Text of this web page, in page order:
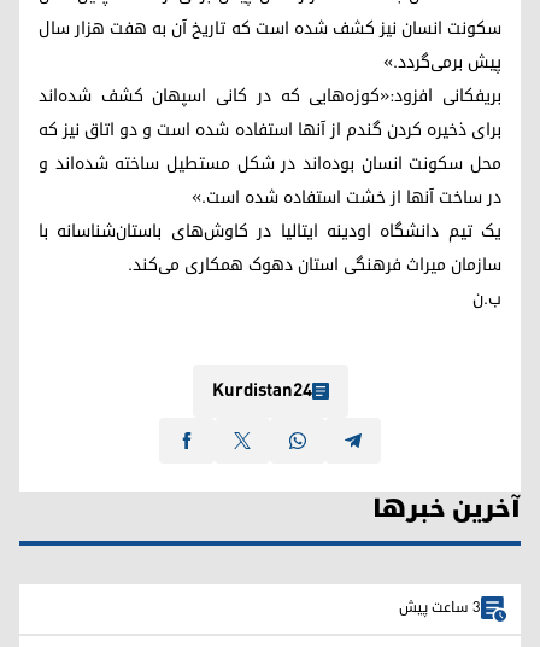
سکونت انسان نیز کشف شده است که تاریخ آن به هفت هزار سال
پیش برمی‌گردد.»
بریفکانی افزود:«کوزه‌هایی که در کانی اسپهان کشف شده‌اند
برای ذخیره کردن گندم از آنها استفاده شده است و دو اتاق نیز که
محل سکونت انسان بوده‌اند در شکل مستطیل ساخته شده‌اند و
در ساخت آنها از خشت استفاده شده است.»
یک تیم دانشگاه اودینه ایتالیا در کاوش‌های باستان‌شناسانه با
سازمان میراث فرهنگی استان دهوک همکاری می‌کند.
ب.ن
Kurdistan24
آخرین خبرها
3 ساعت پیش